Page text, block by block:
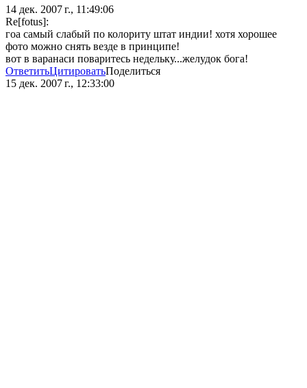
14 дек. 2007 г., 11:49:06
Re[fotus]:
гоа самый слабый по колориту штат индии! хотя хорошее
фото можно снять везде в принципе!
вот в варанаси поваритесь недельку...желудок бога!
ОтветитьЦитироватьПоделиться
15 дек. 2007 г., 12:33:00